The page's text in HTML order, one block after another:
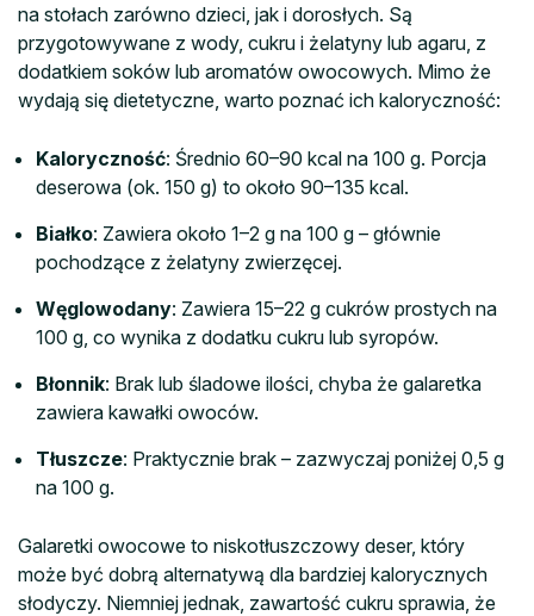
na stołach zarówno dzieci, jak i dorosłych. Są
przygotowywane z wody, cukru i żelatyny lub agaru, z
dodatkiem soków lub aromatów owocowych. Mimo że
wydają się dietetyczne, warto poznać ich kaloryczność:
Kaloryczność: Średnio 60–90 kcal na 100 g. Porcja
deserowa (ok. 150 g) to około 90–135 kcal.
Białko: Zawiera około 1–2 g na 100 g – głównie
pochodzące z żelatyny zwierzęcej.
Węglowodany: Zawiera 15–22 g cukrów prostych na
100 g, co wynika z dodatku cukru lub syropów.
Błonnik: Brak lub śladowe ilości, chyba że galaretka
zawiera kawałki owoców.
Tłuszcze: Praktycznie brak – zazwyczaj poniżej 0,5 g
na 100 g.
Galaretki owocowe to niskotłuszczowy deser, który
może być dobrą alternatywą dla bardziej kalorycznych
słodyczy. Niemniej jednak, zawartość cukru sprawia, że